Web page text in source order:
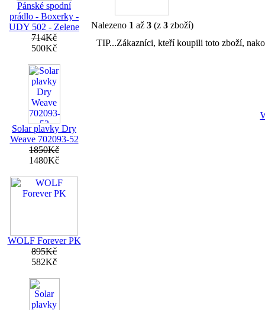
Pánské spodní
prádlo - Boxerky -
UDY 502 - Zelene
714Kč
500Kč
Solar plavky Dry
Weave 702093-52
1850Kč
1480Kč
WOLF Forever PK
895Kč
582Kč
Nalezeno 1 až 3 (z 3 zboží)
TIP...Zákazníci, kteří koupili toto zboží,